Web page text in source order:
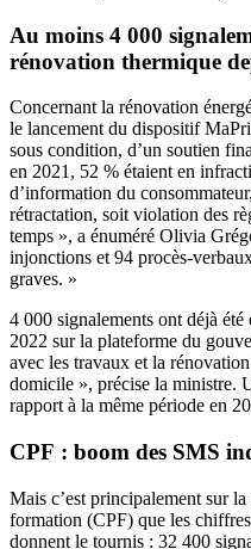
Au moins 4 000
rénovation thermique
Concernant la rénovation
le lancement du dispositif
sous condition, d’un soutien
en 2021, 52 % étaient en
d’information du
rétractation, soit violation des
temps », a énuméré Olivia
injonctions et 94 procès-
graves. »
4 000 signalements ont déjà été
2022 sur la plateforme du
avec les travaux et la
domicile », précise la ministre.
rapport à la même période en
CPF : boom des SMS
Mais c’est principalement sur la
formation (CPF) que les
donnent le tournis : 32 400